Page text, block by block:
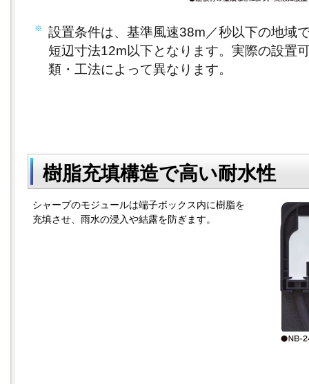
※
設置条件は、基準風速38m／秒以下の地域
短辺寸法12m以下となります。実際の設置
類・工法によって異なります。
樹脂充填構造で高い耐水性
シャープのモジュールは端子ボックス内に樹脂を
充填させ、雨水の浸入や結露を防ぎます。